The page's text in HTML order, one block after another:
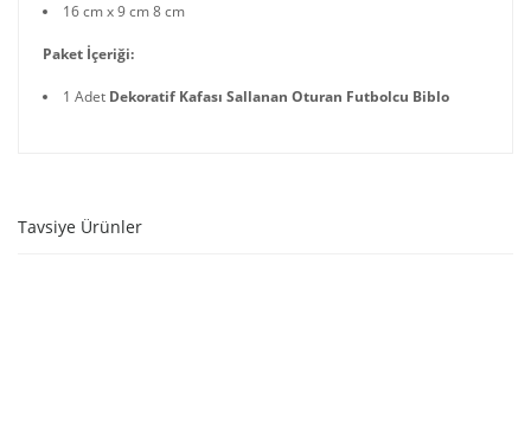
16 cm x 9 cm 8 cm
Paket İçeriği:
1 Adet Dekoratif Kafası Sallanan Oturan Futbolcu Biblo
Tavsiye Ürünler